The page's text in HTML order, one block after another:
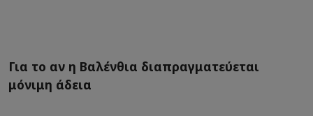
Για το αν η Βαλένθια διαπραγματεύεται
μόνιμη άδεια